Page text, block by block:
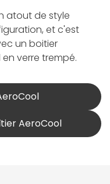
atout de style
et c'est
un boitier
verre trempé.
AeroCool